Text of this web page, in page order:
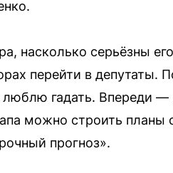
насколько серьёзны
перейти в депутаты.
гадать. Впереди —
можно строить планы
прогноз».